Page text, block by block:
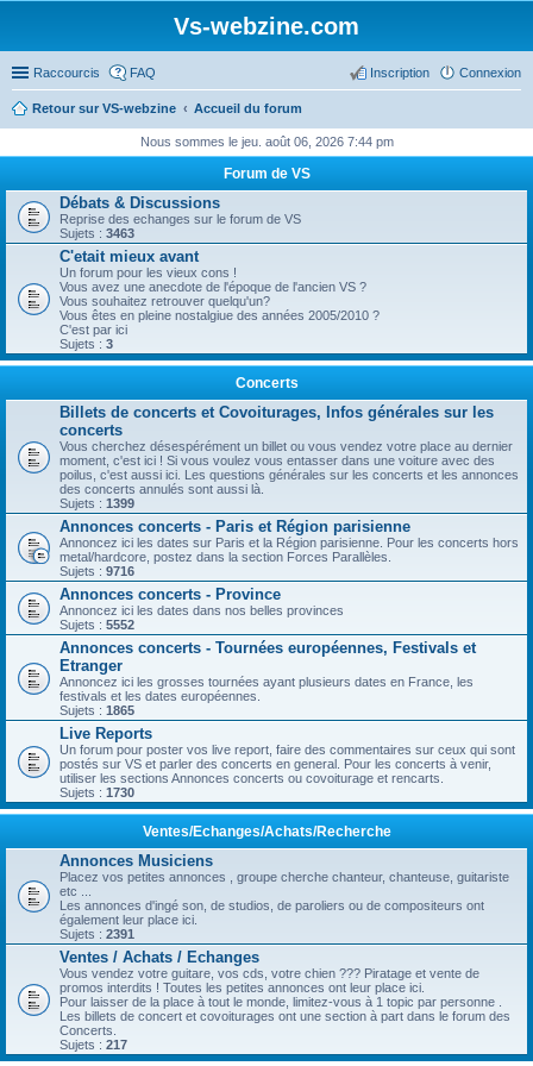
Vs-webzine.com
Raccourcis FAQ Connexion
Inscription
Retour sur VS-webzine Accueil du forum
Nous sommes le jeu. août 06, 2026 7:44 pm
Forum de VS
Débats & Discussions
Reprise des echanges sur le forum de VS
Sujets : 3463
C'etait mieux avant
Un forum pour les vieux cons !
Vous avez une anecdote de l'époque de l'ancien VS ?
Vous souhaitez retrouver quelqu'un?
Vous êtes en pleine nostalgiue des années 2005/2010 ?
C'est par ici
Sujets : 3
Concerts
Billets de concerts et Covoiturages, Infos générales sur les
concerts
Vous cherchez désespérément un billet ou vous vendez votre place au dernier
moment, c'est ici ! Si vous voulez vous entasser dans une voiture avec des
poilus, c'est aussi ici. Les questions générales sur les concerts et les annonces
des concerts annulés sont aussi là.
Sujets : 1399
Annonces concerts - Paris et Région parisienne
Annoncez ici les dates sur Paris et la Région parisienne. Pour les concerts hors
metal/hardcore, postez dans la section Forces Parallèles.
Sujets : 9716
Annonces concerts - Province
Annoncez ici les dates dans nos belles provinces
Sujets : 5552
Annonces concerts - Tournées européennes, Festivals et
Etranger
Annoncez ici les grosses tournées ayant plusieurs dates en France, les
festivals et les dates européennes.
Sujets : 1865
Live Reports
Un forum pour poster vos live report, faire des commentaires sur ceux qui sont
postés sur VS et parler des concerts en general. Pour les concerts à venir,
utiliser les sections Annonces concerts ou covoiturage et rencarts.
Sujets : 1730
Ventes/Echanges/Achats/Recherche
Annonces Musiciens
Placez vos petites annonces , groupe cherche chanteur, chanteuse, guitariste
etc ...
Les annonces d'ingé son, de studios, de paroliers ou de compositeurs ont
également leur place ici.
Sujets : 2391
Ventes / Achats / Echanges
Vous vendez votre guitare, vos cds, votre chien ??? Piratage et vente de
promos interdits ! Toutes les petites annonces ont leur place ici.
Pour laisser de la place à tout le monde, limitez-vous à 1 topic par personne .
Les billets de concert et covoiturages ont une section à part dans le forum des
Concerts.
Sujets : 217